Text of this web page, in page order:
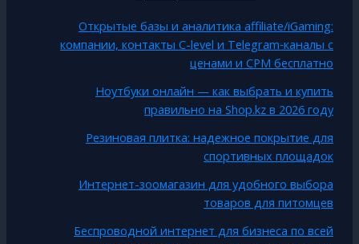
Открытые базы и аналитика affiliate/iGaming:
компании, контакты C-level и Telegram‑каналы с
ценами и CPM бесплатно
Ноутбуки онлайн — как выбрать и купить
правильно на Shop.kz в 2026 году
Резиновая плитка: надежное покрытие для
спортивных площадок
Интернет-зоомагазин для удобного выбора
товаров для питомцев
Беспроводной интернет для бизнеса по всей